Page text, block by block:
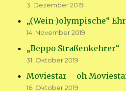
3. Dezember 2019
„(Wein-)olympische“
14. November 2019
„Beppo Straßenkehrer“
31. Oktober 2019
Moviestar – oh
16. Oktober 2019